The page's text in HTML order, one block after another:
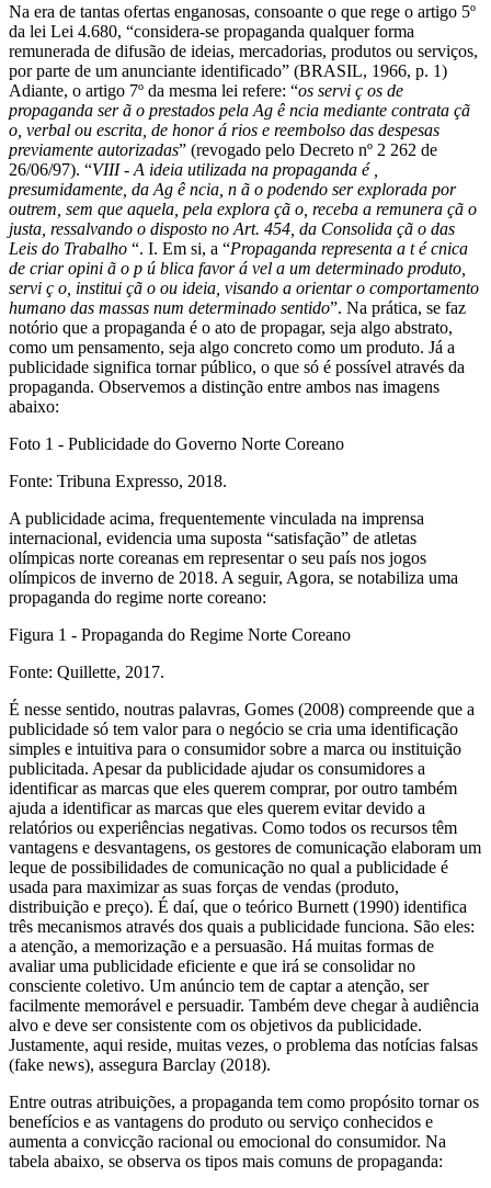
Na era de tantas ofertas enganosas, consoante o que rege o artigo 5º
da lei Lei 4.680, “considera-se propaganda qualquer forma
remunerada de difusão de ideias, mercadorias, produtos ou serviços,
por parte de um anunciante identificado” (BRASIL, 1966, p. 1)
Adiante, o artigo 7º da mesma lei refere: “os servi ç os de
propaganda ser ã o prestados pela Ag ê ncia mediante contrata çã
o, verbal ou escrita, de honor á rios e reembolso das despesas
previamente autorizadas” (revogado pelo Decreto nº 2 262 de
26/06/97). “VIII - A ideia utilizada na propaganda é ,
presumidamente, da Ag ê ncia, n ã o podendo ser explorada por
outrem, sem que aquela, pela explora çã o, receba a remunera çã o
justa, ressalvando o disposto no Art. 454, da Consolida çã o das
Leis do Trabalho “. I. Em si, a “Propaganda representa a t é cnica
de criar opini ã o p ú blica favor á vel a um determinado produto,
servi ç o, institui çã o ou ideia, visando a orientar o comportamento
humano das massas num determinado sentido”. Na prática, se faz
notório que a propaganda é o ato de propagar, seja algo abstrato,
como um pensamento, seja algo concreto como um produto. Já a
publicidade significa tornar público, o que só é possível através da
propaganda. Observemos a distinção entre ambos nas imagens
abaixo:
Foto 1 - Publicidade do Governo Norte Coreano
Fonte: Tribuna Expresso, 2018.
A publicidade acima, frequentemente vinculada na imprensa
internacional, evidencia uma suposta “satisfação” de atletas
olímpicas norte coreanas em representar o seu país nos jogos
olímpicos de inverno de 2018. A seguir, Agora, se notabiliza uma
propaganda do regime norte coreano:
Figura 1 - Propaganda do Regime Norte Coreano
Fonte: Quillette, 2017.
É nesse sentido, noutras palavras, Gomes (2008) compreende que a
publicidade só tem valor para o negócio se cria uma identificação
simples e intuitiva para o consumidor sobre a marca ou instituição
publicitada. Apesar da publicidade ajudar os consumidores a
identificar as marcas que eles querem comprar, por outro também
ajuda a identificar as marcas que eles querem evitar devido a
relatórios ou experiências negativas. Como todos os recursos têm
vantagens e desvantagens, os gestores de comunicação elaboram um
leque de possibilidades de comunicação no qual a publicidade é
usada para maximizar as suas forças de vendas (produto,
distribuição e preço). É daí, que o teórico Burnett (1990) identifica
três mecanismos através dos quais a publicidade funciona. São eles:
a atenção, a memorização e a persuasão. Há muitas formas de
avaliar uma publicidade eficiente e que irá se consolidar no
consciente coletivo. Um anúncio tem de captar a atenção, ser
facilmente memorável e persuadir. Também deve chegar à audiência
alvo e deve ser consistente com os objetivos da publicidade.
Justamente, aqui reside, muitas vezes, o problema das notícias falsas
(fake news), assegura Barclay (2018).
Entre outras atribuições, a propaganda tem como propósito tornar os
benefícios e as vantagens do produto ou serviço conhecidos e
aumenta a convicção racional ou emocional do consumidor. Na
tabela abaixo, se observa os tipos mais comuns de propaganda: